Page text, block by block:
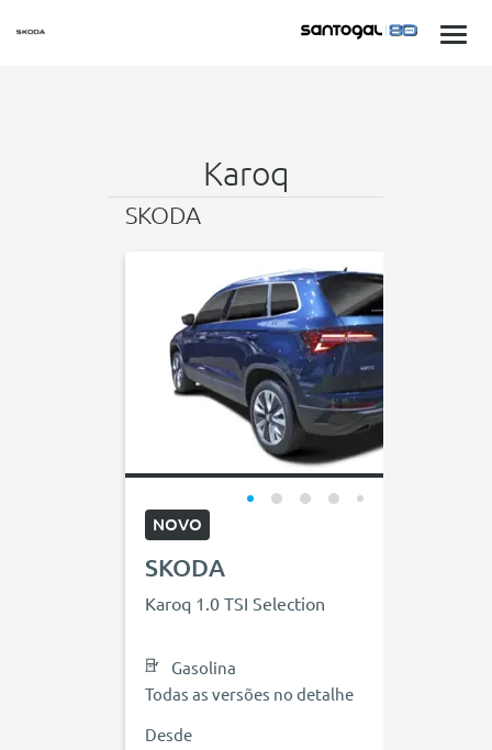
Karoq
SKODA
NOVO
SKODA
Karoq 1.0 TSI Selection
Gasolina
Todas as versões no detalhe
Desde